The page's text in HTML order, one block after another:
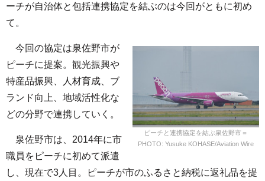
ーチが自治体と包括連携協定を結ぶのは今回がともに初め
て。
ピーチと連携協定を結ぶ泉佐野市＝
PHOTO: Yusuke KOHASE/Aviation Wire
今回の協定は泉佐野市が
ピーチに提案。観光振興や
特産品振興、人材育成、ブ
ランド向上、地域活性化な
どの分野で連携していく。
泉佐野市は、2014年に市
職員をピーチに初めて派遣
し、現在で3人目。ピーチが市のふるさと納税に返礼品を提